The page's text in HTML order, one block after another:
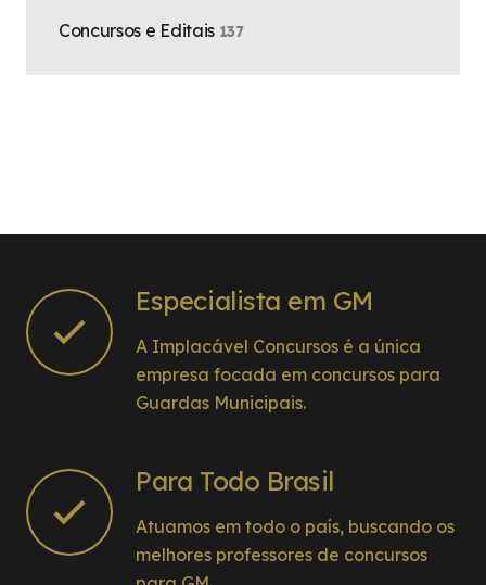
Concursos e Editais 137
Especialista em GM
A Implacável Concursos é a única
empresa focada em concursos para
Guardas Municipais.
Para Todo Brasil
Atuamos em todo o país, buscando os
melhores professores de concursos